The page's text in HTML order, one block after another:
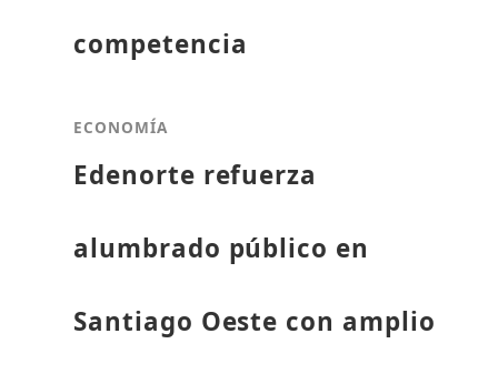
competencia
ECONOMÍA
Edenorte refuerza
alumbrado público en
Santiago Oeste con amplio